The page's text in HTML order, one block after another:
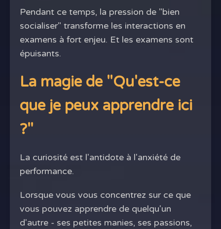
Pendant ce temps, la pression de "bien
socialiser" transforme les interactions en
examens à fort enjeu. Et les examens sont
épuisants.
La magie de "Qu'est-ce
que je peux apprendre ici
?"
La curiosité est l'antidote à l'anxiété de
performance.
Lorsque vous vous concentrez sur ce que
vous pouvez apprendre de quelqu'un
d'autre - ses petites manies, ses passions,